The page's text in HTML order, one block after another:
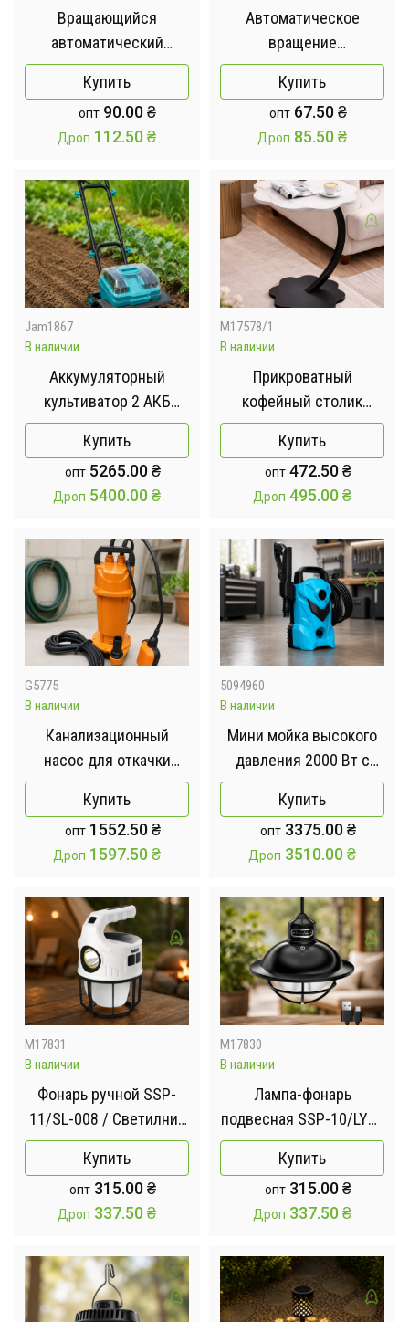
Вращающийся
автоматический
разбрызгиватель с
шипом 360 градусов /
Ороситель для газона /
Круговая поливалка
Купить
опт 90.00₴
Дроп 112.50₴
Автоматическое
вращение
разбрызгиватель с
шипом 360° / Садовый
разбрызгиватель
автоматическое
спринклер
Купить
опт 67.50₴
Дроп 85.50₴
Jam1867
В наличии
Аккумуляторный
культиватор 2 АКБ
ALFARID CT20/2 /
Беспроводной
культиватор для
рыхления и пропалки
Купить
опт 5265.00₴
Дроп 5400.00₴
M17578/1
В наличии
Прикроватный
кофейный столик
Flower 40х30х60 см
Белый
Купить
опт 472.50₴
Дроп 495.00₴
G5775
В наличии
Канализационный
насос для откачки
чистой и грязной воды
2000W 220v 2.6HP /
Погружной дренажно-
канализационный
Купить
опт 1552.50₴
Дроп 1597.50₴
5094960
В наличии
Мини мойка высокого
давления 2000 Вт с
держателем шланга
портативная мойка для
автомобиля и дома /
Мощная мойка для авто
электрическая
Купить
опт 3375.00₴
Дроп 3510.00₴
M17831
В наличии
Фонарь ручной SSP-
11/SL-008 / Светилник
Outdoor camping на
солнечной батарее /
Лампа-фонарь 6
режимов работы
Купить
опт 315.00₴
Дроп 337.50₴
M17830
В наличии
Лампа-фонарь
подвесная SSP-10/LY13
/ Аккумуляторный
ретро LED-светильник /
Лампа для кемпинга с
USB-зарядкой
Купить
опт 315.00₴
Дроп 337.50₴